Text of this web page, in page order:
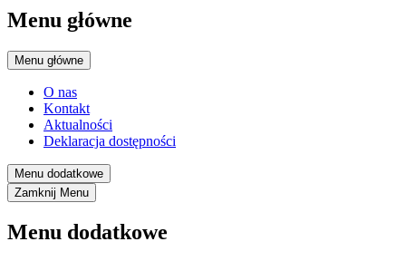
Menu główne
Menu główne
O nas
Kontakt
Aktualności
Deklaracja dostępności
Menu dodatkowe
Zamknij Menu
Menu dodatkowe